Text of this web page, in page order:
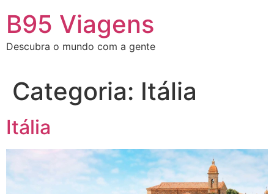
para
conteúdo
B95 Viagens
Descubra o mundo com a gente
Categoria: Itália
Itália